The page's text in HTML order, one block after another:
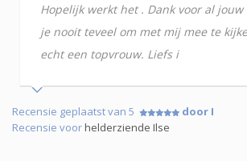
Hopelijk werkt het . Dank voor al
je nooit teveel om met mij mee te
echt een topvrouw. Liefs i
Recensie geplaatst van 5
door I
Recensie voorhelderziende Ilse